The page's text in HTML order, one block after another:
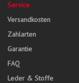
Service
Versandkosten
Zahlarten
Garantie
FAQ
Leder & Stoffe